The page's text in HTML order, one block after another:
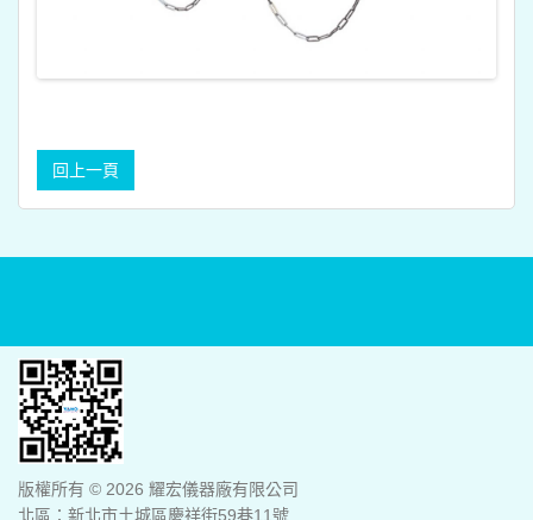
版權所有 © 2026 耀宏儀器廠有限公司
北區：新北市土城區慶祥街59巷11號